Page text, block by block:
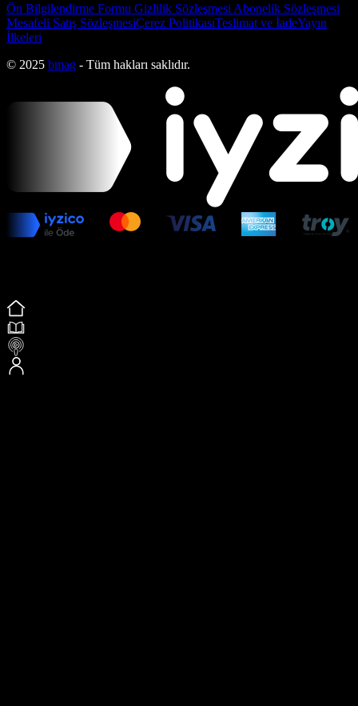
Ön Bilgilendirme Formu Gizlilik Sözleşmesi Abonelik Sözleşmesi
Mesafeli Satış SözleşmesiÇerez PolitikasıTeslimat ve İadeYayın
İlkeleri
© 2025 bmag - Tüm hakları saklıdır.